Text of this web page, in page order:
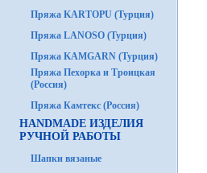
Пряжа KARTOPU (Турция)
Пряжа LANOSO (Турция)
Пряжа KAMGARN (Турция)
Пряжа Пехорка и Троицкая
(Россия)
Пряжа Камтекс (Россия)
HANDMADE ИЗДЕЛИЯ
РУЧНОЙ РАБОТЫ
Шапки вязаные